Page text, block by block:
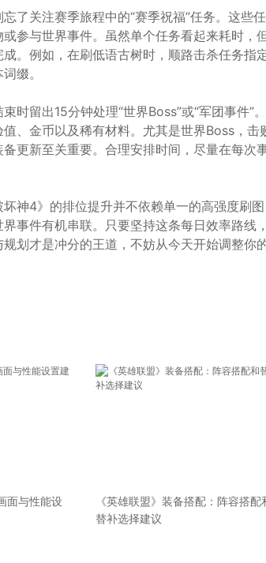
了关注赛季旅程中的“赛季祝福”任务。这些
参与世界事件。虽然单个任务看起来耗时，
。例如，在刷低语古树时，顺路击杀任务指
缀。
时留出15分钟处理“世界Boss”或“军团事件”
、金币以及稀有材料。尤其是世界Boss，击
更新至关重要。合理安排时间，尽量在每次
神4》的排位提升并不依赖单一的高强度刷
事件有机串联。只要坚持这条每日效率路线
划才是冲分的王道，不妨从今天开始调整你
面与性能设
《英雄联盟》装备搭配：阵容搭配
替补选择建议